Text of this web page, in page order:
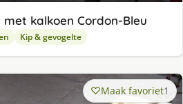
kalkoen Cordon-Bleu
Kip & gevogelte
Maak favoriet1